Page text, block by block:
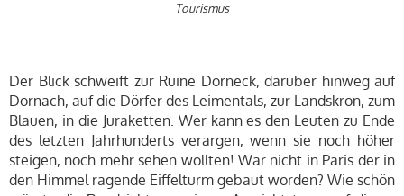
Tourismus
Der Blick schweift zur Ruine Dorneck, darüber hinweg auf
Dornach, auf die Dörfer des Leimentals, zur Landskron, zum
Blauen, in die Juraketten. Wer kann es den Leuten zu Ende
des letzten Jahrhunderts verargen, wenn sie noch höher
steigen, noch mehr sehen wollten! War nicht in Paris der in
den Himmel ragende Eiffelturm gebaut worden? Wie schön